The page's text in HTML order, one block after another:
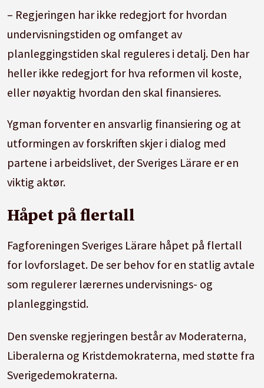
– Regjeringen har ikke redegjort for hvordan
undervisningstiden og omfanget av
planleggingstiden skal reguleres i detalj. Den har
heller ikke redegjort for hva reformen vil koste,
eller nøyaktig hvordan den skal finansieres.
Ygman forventer en ansvarlig finansiering og at
utformingen av forskriften skjer i dialog med
partene i arbeidslivet, der Sveriges Lärare er en
viktig aktør.
Håpet på flertall
Fagforeningen Sveriges Lärare håpet på flertall
for lovforslaget. De ser behov for en statlig avtale
som regulerer lærernes undervisnings- og
planleggingstid.
Den svenske regjeringen består av Moderaterna,
Liberalerna og Kristdemokraterna, med støtte fra
Sverigedemokraterna.